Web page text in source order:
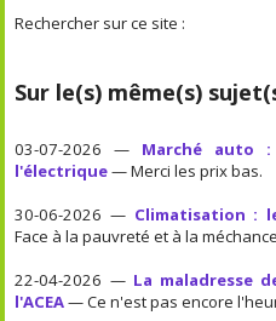
Rechercher sur ce site :
Sur le(s) même(s)
03-07-2026 — Marché auto
l'électrique— Merci les prix bas.
30-06-2026 — Climatisation :
Face à la pauvreté et à la
22-04-2026 — La maladresse
l'ACEA— Ce n'est pas encore